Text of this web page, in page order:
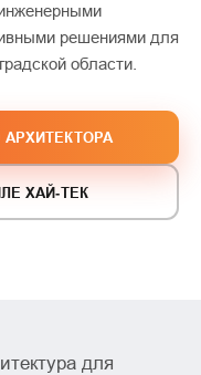
решениями для
области.
ХАЙ‑ТЕК
для